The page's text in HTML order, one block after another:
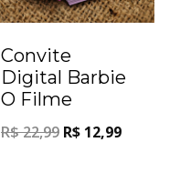
Convite
Digital Barbie
O Filme
R$22,99 R$ 12,99